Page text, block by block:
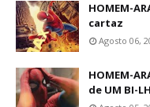
HOMEM-
cartaz
Agosto 06,
HOMEM-
de UM BI-